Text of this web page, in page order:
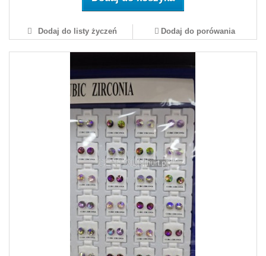
Dodaj do listy życzeń Dodaj do porówania